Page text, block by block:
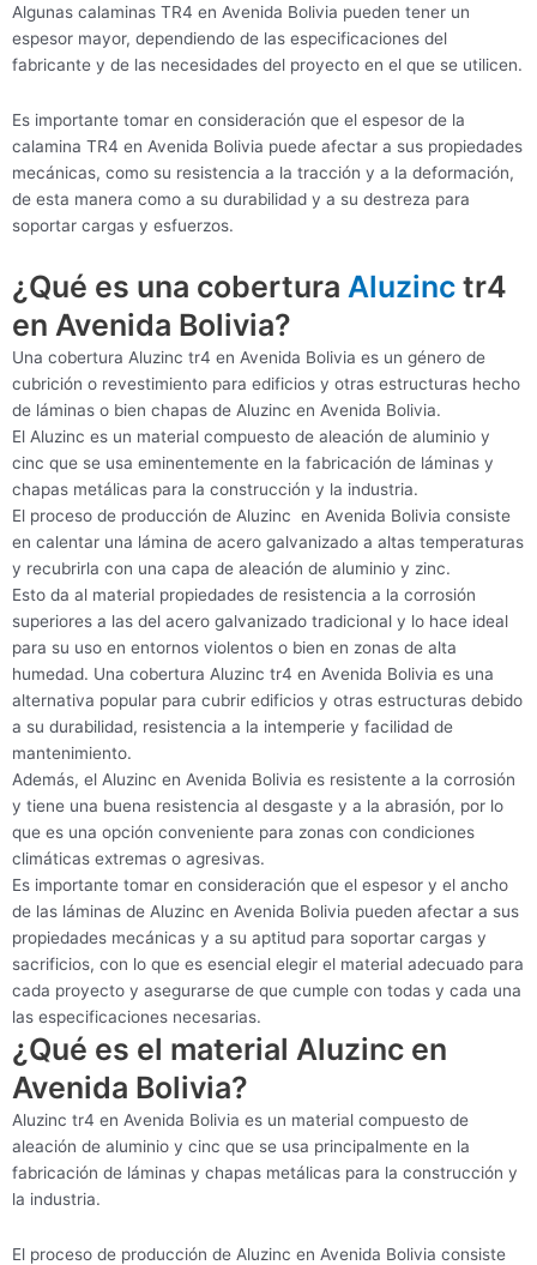
Algunas calaminas TR4 en Avenida Bolivia pueden tener un
espesor mayor, dependiendo de las especificaciones del
fabricante y de las necesidades del proyecto en el que se utilicen.
Es importante tomar en consideración que el espesor de la
calamina TR4 en Avenida Bolivia puede afectar a sus propiedades
mecánicas, como su resistencia a la tracción y a la deformación,
de esta manera como a su durabilidad y a su destreza para
soportar cargas y esfuerzos.
¿Qué es una cobertura Aluzinc tr4
en Avenida Bolivia?
Una cobertura Aluzinc tr4 en Avenida Bolivia es un género de
cubrición o revestimiento para edificios y otras estructuras hecho
de láminas o bien chapas de Aluzinc en Avenida Bolivia.
El Aluzinc es un material compuesto de aleación de aluminio y
cinc que se usa eminentemente en la fabricación de láminas y
chapas metálicas para la construcción y la industria.
El proceso de producción de Aluzinc en Avenida Bolivia consiste
en calentar una lámina de acero galvanizado a altas temperaturas
y recubrirla con una capa de aleación de aluminio y zinc.
Esto da al material propiedades de resistencia a la corrosión
superiores a las del acero galvanizado tradicional y lo hace ideal
para su uso en entornos violentos o bien en zonas de alta
humedad. Una cobertura Aluzinc tr4 en Avenida Bolivia es una
alternativa popular para cubrir edificios y otras estructuras debido
a su durabilidad, resistencia a la intemperie y facilidad de
mantenimiento.
Además, el Aluzinc en Avenida Bolivia es resistente a la corrosión
y tiene una buena resistencia al desgaste y a la abrasión, por lo
que es una opción conveniente para zonas con condiciones
climáticas extremas o agresivas.
Es importante tomar en consideración que el espesor y el ancho
de las láminas de Aluzinc en Avenida Bolivia pueden afectar a sus
propiedades mecánicas y a su aptitud para soportar cargas y
sacrificios, con lo que es esencial elegir el material adecuado para
cada proyecto y asegurarse de que cumple con todas y cada una
las especificaciones necesarias.
¿Qué es el material Aluzinc en
Avenida Bolivia?
Aluzinc tr4 en Avenida Bolivia es un material compuesto de
aleación de aluminio y cinc que se usa principalmente en la
fabricación de láminas y chapas metálicas para la construcción y
la industria.
El proceso de producción de Aluzinc en Avenida Bolivia consiste